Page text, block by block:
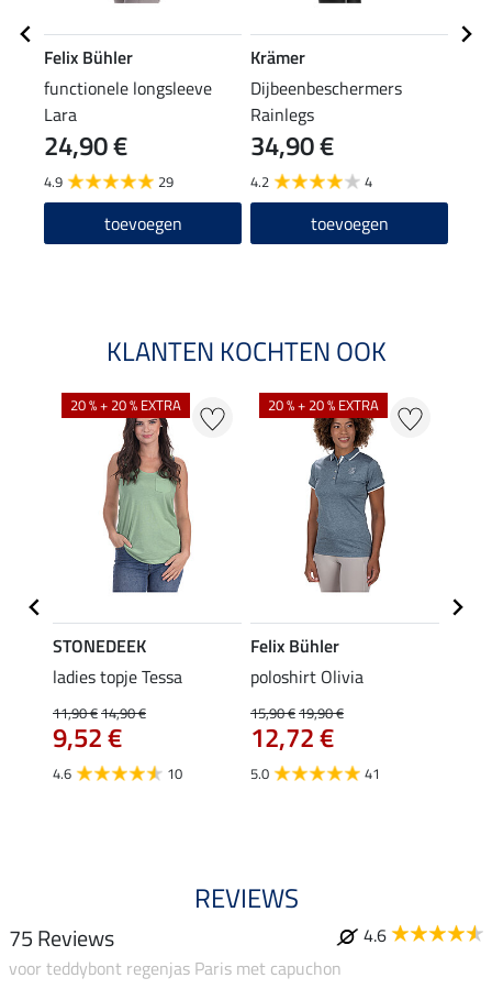
Felix Bühler
functionele longsleeve
Lara
24,90 €
4.9 29
toevoegen
Krämer
Dijbeenbeschermers
Rainlegs
34,90 €
4.2 4
toevoegen
KLANTEN KOCHTEN OOK
20 % + 20 % EXTRA
STONEDEEK
ladies topje Tessa
11,90 €14,90 €
9,52 €
4.6 10
20 % + 20 % EXTRA
Felix Bühler
poloshirt Olivia
15,90 €19,90 €
12,72 €
5.0 41
REVIEWS
75 Reviews
4.6
voor teddybont regenjas Paris met capuchon